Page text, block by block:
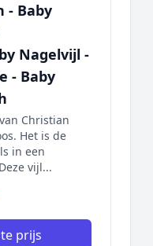
- Baby
Nagelvijl -
- Baby
Christian
Het is de
in een
vijl...
prijs